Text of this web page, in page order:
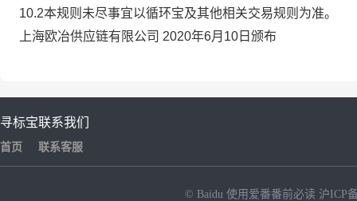
10.2本规则未尽事宜以循环宝及其他相关交易规则为准。
上海欧冶供应链有限公司 2020年6月10日颁布
寻标宝
首页
联系我们
联系客服
© Baidu 使用爱番番前必读 沪ICP